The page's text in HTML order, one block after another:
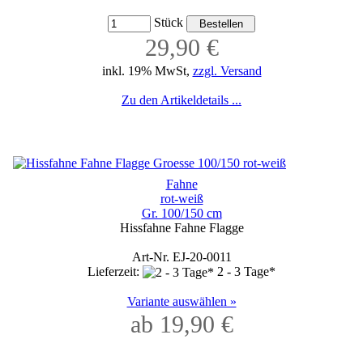
Stück
29,90 €
inkl. 19% MwSt, zzgl. Versand
Zu den Artikeldetails ...
Fahne
rot-weiß
Gr. 100/150 cm
Hissfahne Fahne Flagge
Art-Nr. EJ-20-0011
Lieferzeit:
2 - 3 Tage*
Variante auswählen »
ab 19,90 €